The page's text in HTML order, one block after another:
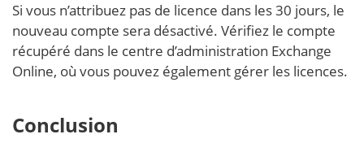
Si vous n’attribuez pas de licence dans les 30 jours, le
nouveau compte sera désactivé. Vérifiez le compte
récupéré dans le centre d’administration Exchange
Online, où vous pouvez également gérer les licences.
Conclusion